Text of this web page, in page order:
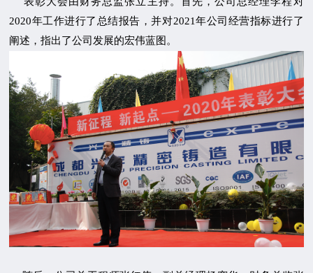
2020年工作进行了总结报告，并对2021年公司经营指标进行了
阐述，指出了公司发展的宏伟蓝图。